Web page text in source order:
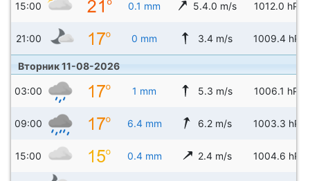
15:00 0.1 mm 5.4.0 m/s 1012.0 hPa
21:00 0 mm 3.4 m/s 1009.4 hPa
Вторник 11-08-2026
03:00 1 mm 5.3 m/s 1006.1 hPa
09:00 6.4 mm 6.2 m/s 1003.3 hPa
15:00 0.4 mm 2.4 m/s 1004.6 hPa